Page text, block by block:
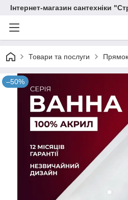
Інтернет-магазин сантехніки
Товари та послуги
–50%